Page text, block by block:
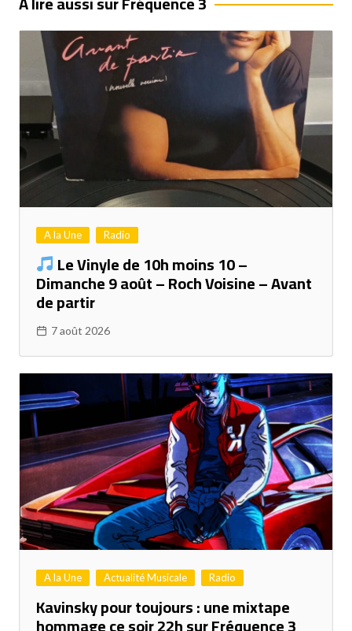
A la Une Radio
Le Vinyle de 10h moins 10 –
Dimanche 9 août – Roch Voisine – Avant
de partir
7 août 2026
A la Une Actualité Musicale Radio
Kavinsky pour toujours : une mixtape